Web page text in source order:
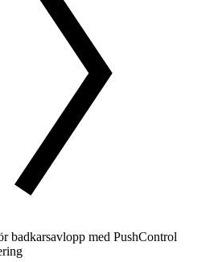
badkarsavlopp med PushControl